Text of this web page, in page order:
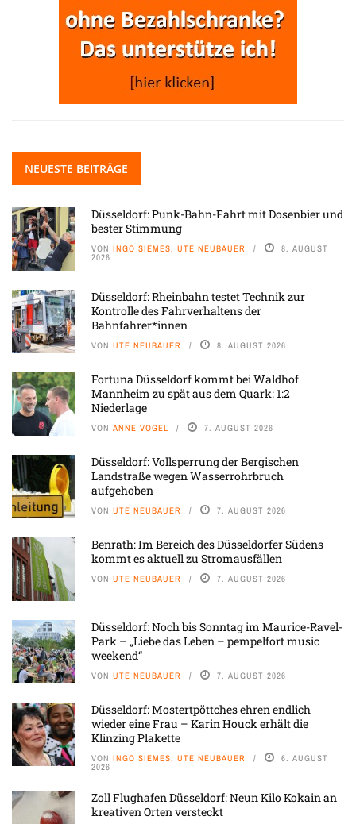
NEUESTE BEITRÄGE
Düsseldorf: Punk-Bahn-Fahrt mit Dosenbier und
bester Stimmung
VON INGO SIEMES, UTE NEUBAUER 8. AUGUST
2026
Düsseldorf: Rheinbahn testet Technik zur
Kontrolle des Fahrverhaltens der
Bahnfahrer*innen
VON UTE NEUBAUER 8. AUGUST 2026
Fortuna Düsseldorf kommt bei Waldhof
Mannheim zu spät aus dem Quark: 1:2
Niederlage
VON ANNE VOGEL 7. AUGUST 2026
Düsseldorf: Vollsperrung der Bergischen
Landstraße wegen Wasserrohrbruch
aufgehoben
VON UTE NEUBAUER 7. AUGUST 2026
Benrath: Im Bereich des Düsseldorfer Südens
kommt es aktuell zu Stromausfällen
VON UTE NEUBAUER 7. AUGUST 2026
Düsseldorf: Noch bis Sonntag im Maurice-Ravel-
Park – „Liebe das Leben – pempelfort music
weekend“
VON UTE NEUBAUER 7. AUGUST 2026
Düsseldorf: Mostertpöttches ehren endlich
wieder eine Frau – Karin Houck erhält die
Klinzing Plakette
VON INGO SIEMES, UTE NEUBAUER 6. AUGUST
2026
Zoll Flughafen Düsseldorf: Neun Kilo Kokain an
kreativen Orten versteckt